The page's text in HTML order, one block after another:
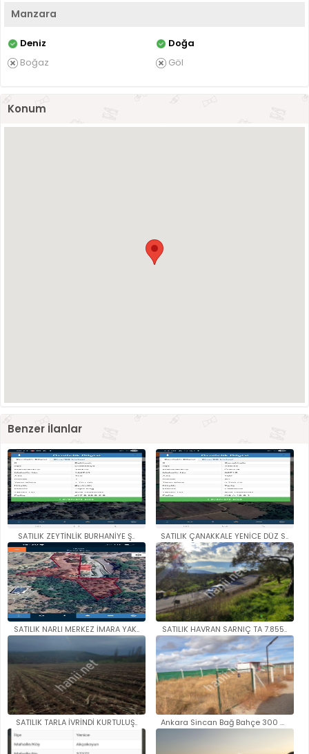
Manzara
Deniz
Doğa
Boğaz
Göl
Konum
Benzer İlanlar
SATILIK ZEYTİNLİK BURHANİYE Ş.. SATILIK ÇANAKKALE YENİCE DÜZ S..
SATILIK NARLI MERKEZ İMARA YAK.. SATILIK HAVRAN SARNIÇ TA 7.855..
SATILIK TARLA İVRİNDİ KURTULUŞ.. Ankara Sincan Bağ Bahçe 300 me..